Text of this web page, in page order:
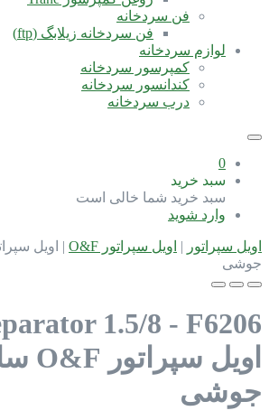
فن سردخانه
فن سردخانه زیلابگ (ftp)
لوازم سردخانه
کمپرسور سردخانه
کندانسور سردخانه
درب سردخانه
0
سبد خرید
سبد خرید شما خالی است
وارد شوید
اویل سپراتور | اویل سپراتور O&F |
جوشی
1.5/8 - F6206
جوشی